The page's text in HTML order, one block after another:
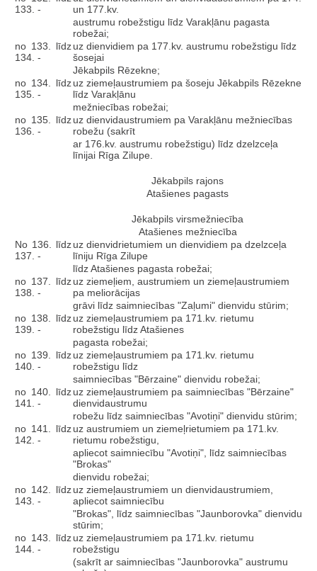
133. -
un 177.kv.
austrumu robežstigu līdz Varakļānu pagasta
robežai;
no 133. līdz
134. -
uz dienvidiem pa 177.kv. austrumu robežstigu līdz
šosejai
Jēkabpils Rēzekne;
no 134. līdz
135. -
uz ziemeļaustrumiem pa šoseju Jēkabpils Rēzekne
līdz Varakļānu
mežniecības robežai;
no 135. līdz
136. -
uz dienvidaustrumiem pa Varakļānu mežniecības
robežu (sakrīt
ar 176.kv. austrumu robežstigu) līdz dzelzceļa
līnijai Rīga Zilupe.
Jēkabpils rajons
Atašienes pagasts
Jēkabpils virsmežniecība
Atašienes mežniecība
No 136. līdz
137. -
uz dienvidrietumiem un dienvidiem pa dzelzceļa
līniju Rīga Zilupe
līdz Atašienes pagasta robežai;
no 137. līdz
138. -
uz ziemeļiem, austrumiem un ziemeļaustrumiem
pa meliorācijas
grāvi līdz saimniecības "Zaļumi" dienvidu stūrim;
no 138. līdz
139. -
uz ziemeļaustrumiem pa 171.kv. rietumu
robežstigu līdz Atašienes
pagasta robežai;
no 139. līdz
140. -
uz ziemeļaustrumiem pa 171.kv. rietumu
robežstigu līdz
saimniecības "Bērzaine" dienvidu robežai;
no 140. līdz
141. -
uz ziemeļaustrumiem pa saimniecības "Bērzaine"
dienvidaustrumu
robežu līdz saimniecības "Avotiņi" dienvidu stūrim;
no 141. līdz
142. -
uz austrumiem un ziemeļrietumiem pa 171.kv.
rietumu robežstigu,
apliecot saimniecību "Avotiņi", līdz saimniecības
"Brokas"
dienvidu robežai;
no 142. līdz
143. -
uz ziemeļaustrumiem un dienvidaustrumiem,
apliecot saimniecību
"Brokas", līdz saimniecības "Jaunborovka" dienvidu
stūrim;
no 143. līdz
144. -
uz ziemeļaustrumiem pa 171.kv. rietumu
robežstigu
(sakrīt ar saimniecības "Jaunborovka" austrumu